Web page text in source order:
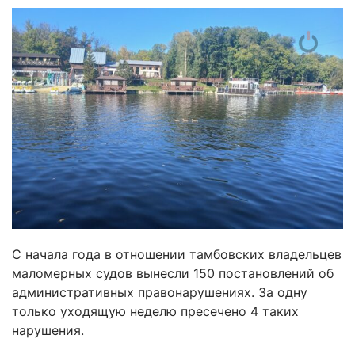
С начала года в отношении тамбовских владельцев
маломерных судов вынесли 150 постановлений об
административных правонарушениях. За одну
только уходящую неделю пресечено 4 таких
нарушения.